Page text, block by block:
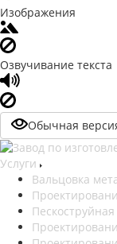
Изображения
Озвучивание текста
Обычная
Услуги
Вальцовка